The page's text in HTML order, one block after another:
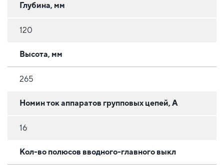
Глубина, мм
120
Высота, мм
265
Номин ток аппаратов групповых цепей, А
16
Кол-во полюсов вводного-главного выкл